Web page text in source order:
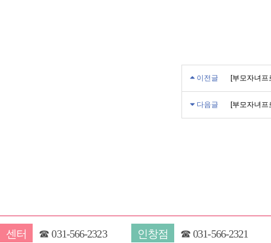
이전글 [부모자녀
다음글 [부모자녀
센터 ☎031-566-2323 인창점 ☎031-566-2321